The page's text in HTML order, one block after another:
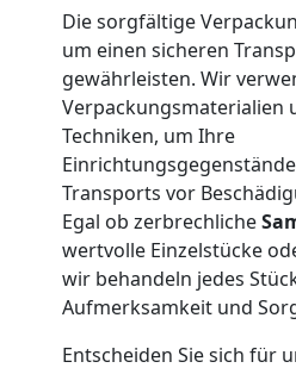
Die sorgfältige
um einen sicheren
gewährleisten. Wir
Verpackungsmaterialien
Techniken, um Ihre
Transports vor
Egal ob zerbrechliche
wertvolle Einzelstücke
wir behandeln jedes
Aufmerksamkeit und
Entscheiden Sie sich für
Wiener
Neustadt
Büroumzug
Wiener
Neustadt